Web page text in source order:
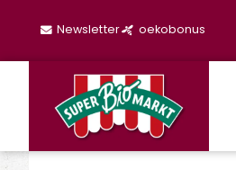
Newsletter oekobonus